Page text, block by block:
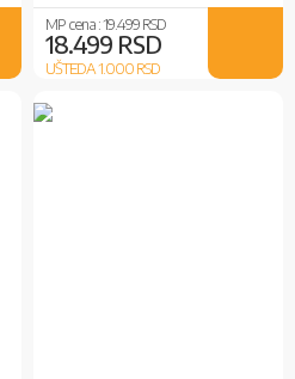
MP cena :19.499 RSD
18.499 RSD
UŠTEDA 1.000RSD